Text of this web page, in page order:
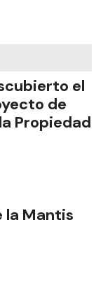
el
de
Propiedad
la Mantis